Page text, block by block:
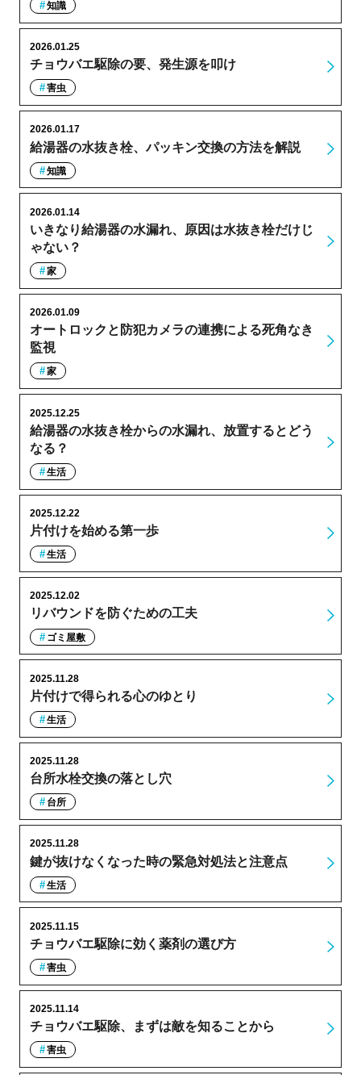
知識
チョウバエ駆除の要、発生源を叩け
2026.01.25
害虫
給湯器の水抜き栓、パッキン交換の方法を解説
2026.01.17
知識
いきなり給湯器の水漏れ、原因は水抜き栓だけじ
ゃない？
2026.01.14
家
オートロックと防犯カメラの連携による死角なき
監視
2026.01.09
家
給湯器の水抜き栓からの水漏れ、放置するとどう
なる？
2025.12.25
生活
片付けを始める第一歩
2025.12.22
生活
リバウンドを防ぐための工夫
2025.12.02
ゴミ屋敷
片付けで得られる心のゆとり
2025.11.28
生活
台所水栓交換の落とし穴
2025.11.28
台所
鍵が抜けなくなった時の緊急対処法と注意点
2025.11.28
生活
チョウバエ駆除に効く薬剤の選び方
2025.11.15
害虫
チョウバエ駆除、まずは敵を知ることから
2025.11.14
害虫